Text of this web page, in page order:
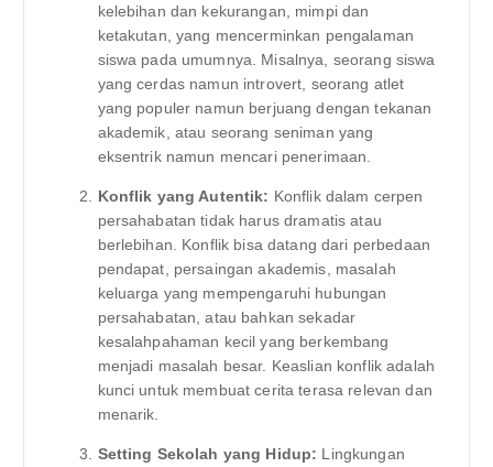
kelebihan dan kekurangan, mimpi dan
ketakutan, yang mencerminkan pengalaman
siswa pada umumnya. Misalnya, seorang siswa
yang cerdas namun introvert, seorang atlet
yang populer namun berjuang dengan tekanan
akademik, atau seorang seniman yang
eksentrik namun mencari penerimaan.
Konflik yang Autentik: Konflik dalam cerpen
persahabatan tidak harus dramatis atau
berlebihan. Konflik bisa datang dari perbedaan
pendapat, persaingan akademis, masalah
keluarga yang mempengaruhi hubungan
persahabatan, atau bahkan sekadar
kesalahpahaman kecil yang berkembang
menjadi masalah besar. Keaslian konflik adalah
kunci untuk membuat cerita terasa relevan dan
menarik.
Setting Sekolah yang Hidup: Lingkungan